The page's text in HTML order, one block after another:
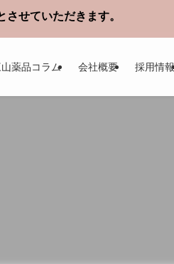
せていただきます。
山薬品コラム 会社概要 採用情報